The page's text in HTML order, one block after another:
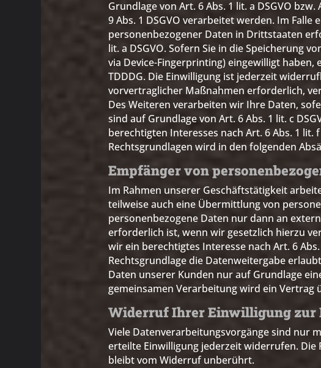
Grundlage von Art. 6 Abs. 1 lit. a DSGVO
9 Abs. 1 DSGVO verarbeitet werden. Im
personenbezogener Daten in Drittstaaten
lit. a DSGVO. Sofern Sie in die Speicherung
via Device-Fingerprinting) eingewilligt haben,
TDDDG. Die Einwilligung ist jederzeit
vorvertraglicher Maßnahmen erforderlich,
Des Weiteren verarbeiten wir Ihre Daten,
sind auf Grundlage von Art. 6 Abs. 1 lit. c
berechtigten Interesses nach Art. 6 Abs. 1 lit.
Rechtsgrundlagen wird in den folgenden
Empfänger von
Im Rahmen unserer Geschäftstätigkeit
teilweise auch eine Übermittlung von
personenbezogene Daten nur dann an
erforderlich ist, wenn wir gesetzlich hierzu
wir ein berechtigtes Interesse nach Art. 6
Rechtsgrundlage die Datenweitergabe
Daten unserer Kunden nur auf Grundlage
gemeinsamen Verarbeitung wird ein Vertrag
Widerruf Ihrer Einwilligung zur
Viele Datenverarbeitungsvorgänge sind nur
erteilte Einwilligung jederzeit widerrufen.
bleibt vom Widerruf unberührt.